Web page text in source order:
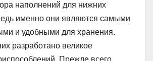
наполнений для нижних
именно они являются самыми
и удобными для хранения.
разработано великое